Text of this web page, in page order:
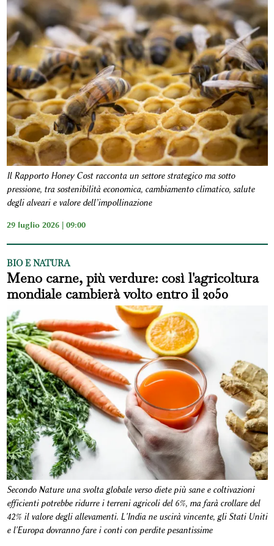
Il Rapporto Honey Cost racconta un settore strategico ma sotto
pressione, tra sostenibilità economica, cambiamento climatico, salute
degli alveari e valore dell’impollinazione
29 luglio 2026 | 09:00
BIO E NATURA
Meno carne, più verdure: così l'agricoltura
mondiale cambierà volto entro il 2050
Secondo Nature una svolta globale verso diete più sane e coltivazioni
efficienti potrebbe ridurre i terreni agricoli del 6%, ma farà crollare del
42% il valore degli allevamenti. L'India ne uscirà vincente, gli Stati Uniti
e l'Europa dovranno fare i conti con perdite pesantissime